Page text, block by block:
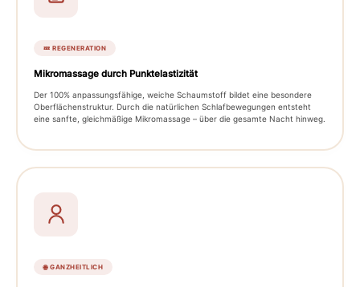
💤 REGENERATION
Mikromassage durch Punktelastizität
Der 100% anpassungsfähige, weiche Schaumstoff bildet eine besondere
Oberflächenstruktur. Durch die natürlichen Schlafbewegungen entsteht
eine sanfte, gleichmäßige Mikromassage – über die gesamte Nacht hinweg.
🌐 GANZHEITLICH